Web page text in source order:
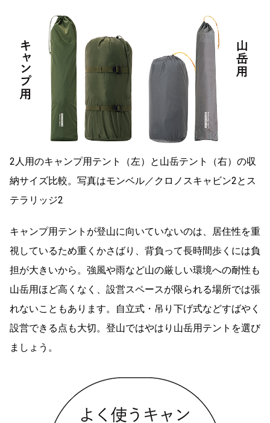
2人用のキャンプ用テント（左）と山岳テント（右）の収
納サイズ比較。写真はモンベル／クロノスキャビン2とス
テラリッジ2
キャンプ用テントが登山に向いていないのは、居住性を重
視しているため重くかさばり、背負って長時間歩くには負
担が大きいから。強風や雨など山の厳しい環境への耐性も
山岳用ほど高くなく、設営スペースが限られる場所では張
れないこともあります。自立式・吊り下げ式などすばやく
設営できる点も大切。登山ではやはり山岳用テントを選び
ましょう。